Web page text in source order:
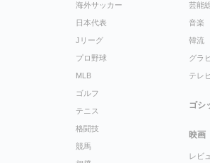
海外サッカー
日本代表
Jリーグ
プロ野球
MLB
ゴルフ
テニス
格闘技
競馬
芸能
音楽
韓流
グラ
テレ
ゴシ
映画
レビ